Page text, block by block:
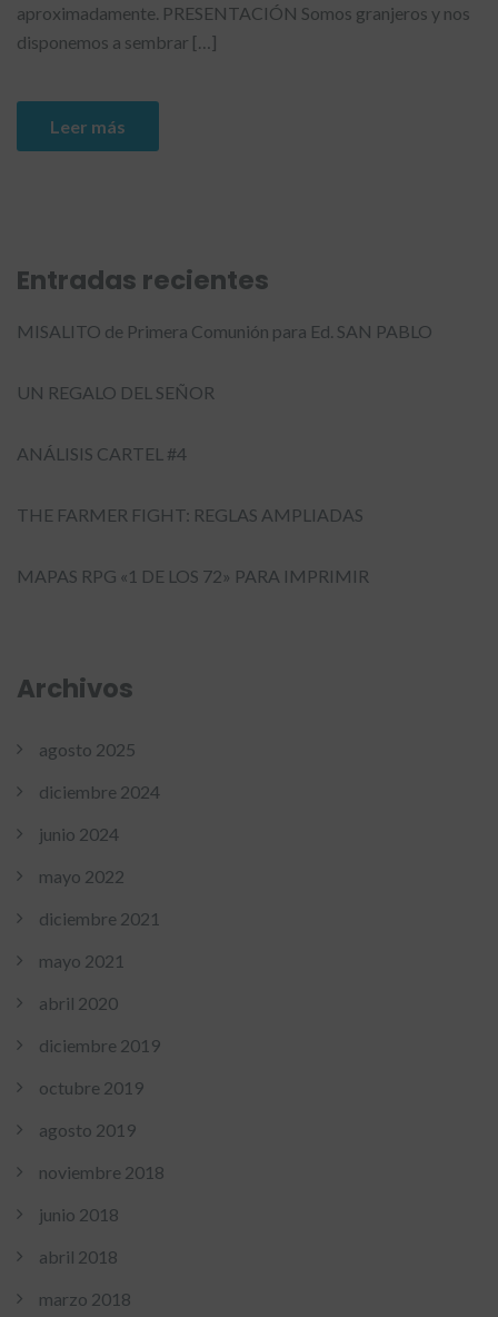
aproximadamente. PRESENTACIÓN Somos granjeros y nos
disponemos a sembrar […]
Leer más
Entradas recientes
MISALITO de Primera Comunión para Ed. SAN PABLO
UN REGALO DEL SEÑOR
ANÁLISIS CARTEL #4
THE FARMER FIGHT: REGLAS AMPLIADAS
MAPAS RPG «1 DE LOS 72» PARA IMPRIMIR
Archivos
agosto 2025
diciembre 2024
junio 2024
mayo 2022
diciembre 2021
mayo 2021
abril 2020
diciembre 2019
octubre 2019
agosto 2019
noviembre 2018
junio 2018
abril 2018
marzo 2018